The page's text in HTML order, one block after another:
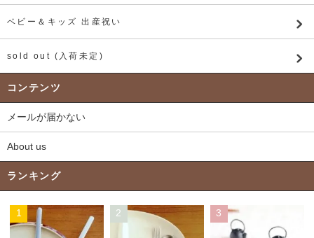
ベビー＆キッズ 出産祝い
sold out (入荷未定)
コンテンツ
メールが届かない
About us
ランキング
1 2 3